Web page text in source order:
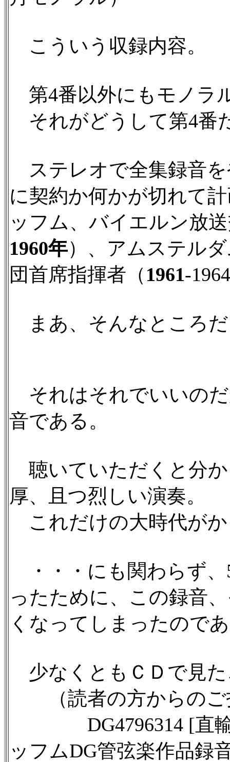
こういう収録内容。
第4番以外にもモノラ
それがどうして第4番
ステレオで全集録音を
に契約か何かが切れて
ッフム、バイエルン放
1960年）、アムステル
団首席指揮者（ 1961-
まあ、そんなところ
それはそれでいいの
音である。
聴いていただくと分
厚、且つ烈しい演奏。
これだけの大時代が
・・・にも関わらず、
ったために、この録音
くなってしまったので
少なくともＣＤで見
（読者の方からのご
DG4796314 [直輸
ッフムDG管弦楽作品録